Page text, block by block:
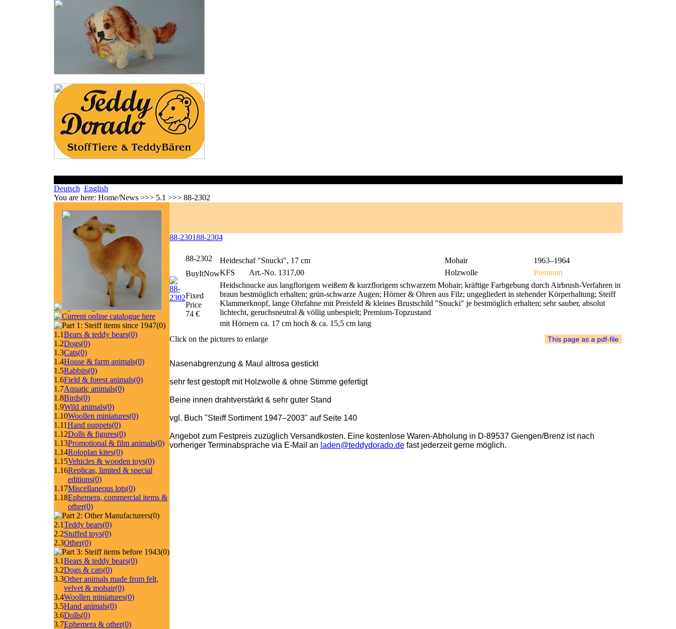
Deutsch English
You are here: Home/News >>> 5.1 >>> 88-2302
(0)
1.1Bears & teddy bears(0)
1.2Dogs(0)
1.3Cats(0)
1.4House & farm animals(0)
1.5Rabbits(0)
1.6Field & forest animals(0)
1.7Aquatic animals(0)
1.8Birds(0)
1.9Wild animals(0)
1.10Woollen miniatures(0)
1.11Hand puppets(0)
1.12Dolls & figures(0)
1.13Promotional & film animals(0)
1.14Roloplan kites(0)
1.15Vehicles & wooden toys(0)
1.16Replicas, limited & special
editions(0)
1.17Miscellaneous lots(0)
1.18Ephemera, commercial items &
other(0)
(0)
2.1Teddy bears(0)
2.2Stuffed toys(0)
2.3Other(0)
(0)
3.1Bears & teddy bears(0)
3.2Dogs & cats(0)
3.3Other animals made from felt,
velvet & mohair(0)
3.4Woollen miniatures(0)
3.5Hand animals(0)
3.6Dolls(0)
3.7Ephemera & other(0)
88-230188-2304
88-2302 Heideschaf "Snucki", 17 cm Mohair
1963–1964
KFS
Art.-No. 1317,00 Holzwolle
Premium
Heidschnucke aus langflorigem weißem & kurzflorigem schwarzem Mohair; kräftige Farbgebung durch Airbrush-Verfahren in
braun bestmöglich erhalten; grün-schwarze Augen; Hörner & Ohren aus Filz; ungegliedert in stehender Körperhaltung; Steiff
Klammerknopf, lange Ohrfahne mit Preisfeld & kleines Brustschild "Snucki" je bestmöglich erhalten; sehr sauber, absolut
lichtecht, geruchsneutral & völlig unbespielt; Premium-Topzustand
mit Hörnern ca. 17 cm hoch & ca. 15,5 cm lang
BuyItNow
Fixed
Price
74 €
Click on the pictures to enlarge
Nasenabgrenzung & Maul altrosa gestickt
sehr fest gestopft mit Holzwolle & ohne Stimme gefertigt
Beine innen drahtverstärkt & sehr guter Stand
vgl. Buch "Steiff Sortiment 1947–2003" auf Seite 140
Angebot zum Festpreis zuzüglich Versandkosten. Eine kostenlose Waren-Abholung in D-89537 Giengen/Brenz ist nach
vorheriger Terminabsprache via E-Mail an laden@teddydorado.defast jederzeit gerne möglich.